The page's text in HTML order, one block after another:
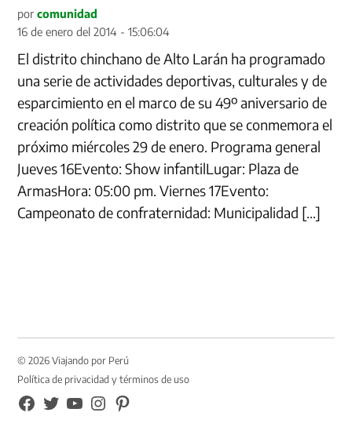
por comunidad
16 de enero del 2014 - 15:06:04
El distrito chinchano de Alto Larán ha programado
una serie de actividades deportivas, culturales y de
esparcimiento en el marco de su 49º aniversario de
creación política como distrito que se conmemora el
próximo miércoles 29 de enero. Programa general
Jueves 16Evento: Show infantilLugar: Plaza de
ArmasHora: 05:00 pm. Viernes 17Evento:
Campeonato de confraternidad: Municipalidad […]
© 2026 Viajando por Perú
Política de privacidad y términos de uso
FB
TW YouTubeInstagramPinterest